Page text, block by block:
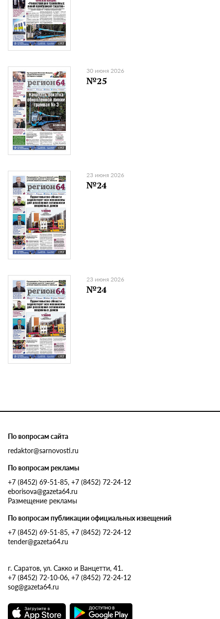
30 июня 2026
№25
23 июня 2026
№24
23 июня 2026
№24
По вопросам сайта
redaktor@sarnovosti.ru
По вопросам рекламы
+7 (8452) 69-51-85, +7 (8452) 72-24-12
eborisova@gazeta64.ru
Размещение рекламы
По вопросам публикации официальных извещений
+7 (8452) 69-51-85, +7 (8452) 72-24-12
tender@gazeta64.ru
г. Саратов, ул. Сакко и Ванцетти, 41.
+7 (8452) 72-10-06, +7 (8452) 72-24-12
sog@gazeta64.ru